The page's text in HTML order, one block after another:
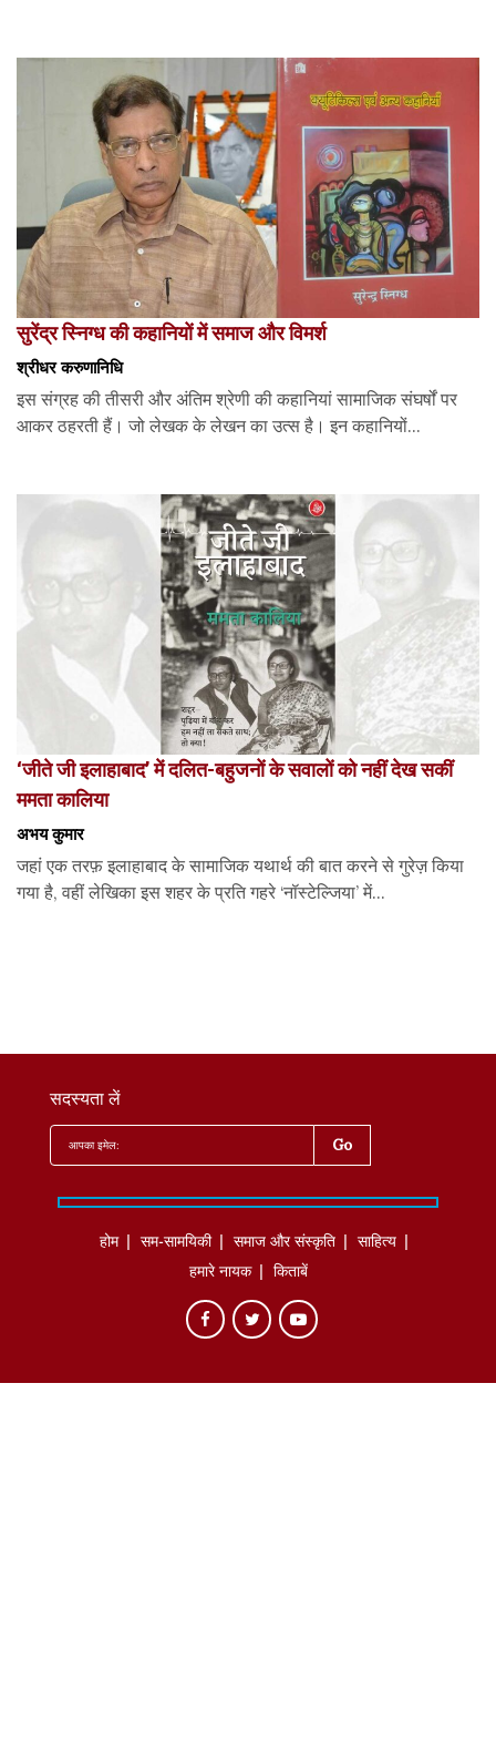
सुरेंद्र स्निग्ध की कहानियों में समाज और विमर्श
श्रीधर करुणानिधि
इस संग्रह की तीसरी और अंतिम श्रेणी की कहानियां सामाजिक संघर्षों पर
आकर ठहरती हैं। जो लेखक के लेखन का उत्स है। इन कहानियों...
‘जीते जी इलाहाबाद’ में दलित-बहुजनों के सवालों को नहीं देख सकीं
ममता कालिया
अभय कुमार
जहां एक तरफ़ इलाहाबाद के सामाजिक यथार्थ की बात करने से गुरेज़ किया
गया है, वहीं लेखिका इस शहर के प्रति गहरे ‘नॉस्टेल्जिया’ में...
सदस्यता लें
होम सम-सामयिकी समाज और संस्कृति
साहित्‍य
हमारे नायक
किताबें